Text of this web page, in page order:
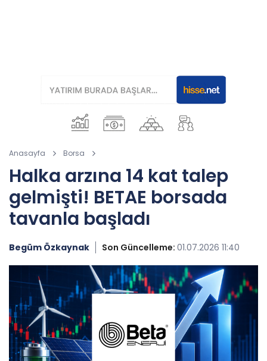
Anasayfa Borsa
Halka arzına 14 kat talep
gelmişti! BETAE borsada
tavanla başladı
Begüm Özkaynak Son Güncelleme: 01.07.2026 11:40